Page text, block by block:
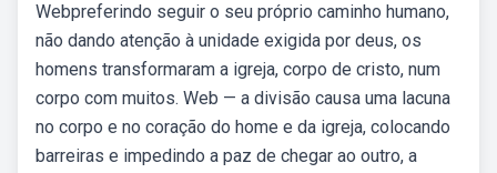
Webpreferindo seguir o seu próprio caminho humano,
não dando atenção à unidade exigida por deus, os
homens transformaram a igreja, corpo de cristo, num
corpo com muitos. Web — a divisão causa uma lacuna
no corpo e no coração do home e da igreja, colocando
barreiras e impedindo a paz de chegar ao outro, a